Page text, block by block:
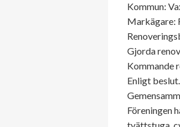
Kommun:
Markägare:
Gjorda
Kommande
Enligt beslut.
Föreningen